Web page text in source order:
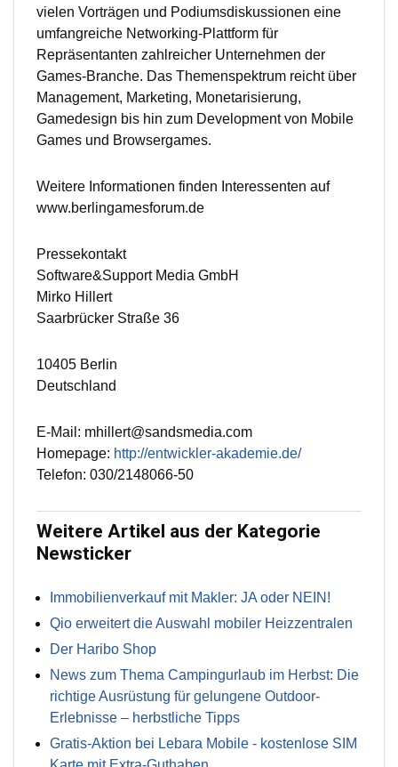
vielen Vorträgen und Podiumsdiskussionen eine
umfangreiche Networking-Plattform für
Repräsentanten zahlreicher Unternehmen der
Games-Branche. Das Themenspektrum reicht über
Management, Marketing, Monetarisierung,
Gamedesign bis hin zum Development von Mobile
Games und Browsergames.
Weitere Informationen finden Interessenten auf
www.berlingamesforum.de
Pressekontakt
Software&Support Media GmbH
Mirko Hillert
Saarbrücker Straße 36
10405 Berlin
Deutschland
E-Mail: mhillert@sandsmedia.com
Homepage: http://entwickler-akademie.de/
Telefon: 030/2148066-50
Weitere Artikel aus der Kategorie
Newsticker
Immobilienverkauf mit Makler: JA oder NEIN!
Qio erweitert die Auswahl mobiler Heizzentralen
Der Haribo Shop
News zum Thema Campingurlaub im Herbst: Die
richtige Ausrüstung für gelungene Outdoor-
Erlebnisse – herbstliche Tipps
Gratis-Aktion bei Lebara Mobile - kostenlose SIM